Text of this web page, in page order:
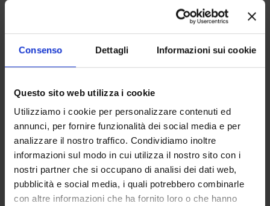
Consenso Dettagli Informazioni sui cookie
Questo sito web utilizza i cookie
Utilizziamo i cookie per personalizzare contenuti ed
annunci, per fornire funzionalità dei social media e per
analizzare il nostro traffico. Condividiamo inoltre
informazioni sul modo in cui utilizza il nostro sito con i
nostri partner che si occupano di analisi dei dati web,
pubblicità e social media, i quali potrebbero combinarle
con altre informazioni che ha fornito loro o che hanno
PER PRENOTARE QUESTA CAMERA
CHECKOUT.
Ampia camera matrimoniale, arredata in stile
coloniale, con tetto con travi a vista, bagno
in camera con doccia, TV a schermo piatto,
frigo in camera e climatizzazione
indipendente. Si affaccia su veranda coperta
con area relax all'aperto adiacente